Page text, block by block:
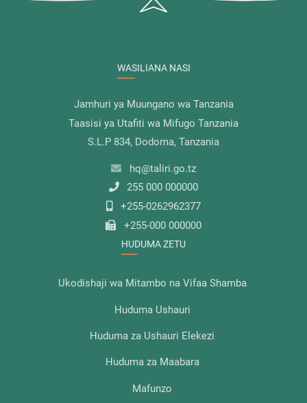
WASILIANA NASI
Jamhuri ya Muungano wa Tanzania
Taasisi ya Utafiti wa Mifugo Tanzania
S.L.P 834, Dodoma, Tanzania
hq@taliri.go.tz
255 000 000000
+255-0262962377
+255-000 000000
HUDUMA ZETU
Ukodishaji wa Mitambo na Vifaa Shamba
Huduma Ushauri
Huduma za Ushauri Elekezi
Huduma za Maabara
Mafunzo